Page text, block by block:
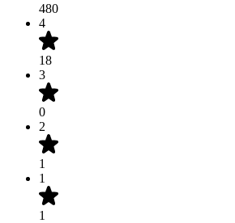
480
4
18
3
0
2
1
1
1